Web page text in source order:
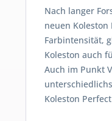
Nach langer
neuen
Farbintensität,
Koleston auch
Auch im Punkt
Koleston